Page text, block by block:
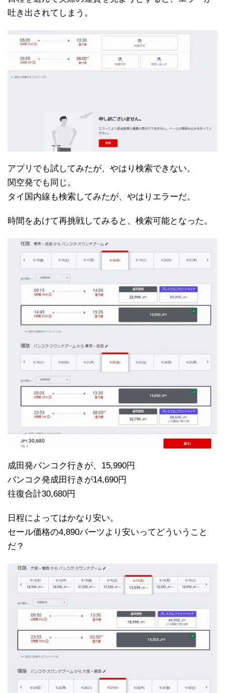
吐き出されてしまう。
アプリでも試してみたが、やはり検索できない。
関空発でも同じ。
タイ国内線も検索してみたが、やはりエラーだ。
時間をあけて再挑戦してみると、検索可能となった。
成田発バンコク行きが、15,990円
バンコク発成田行きが14,690円
往復合計30,680円
日程によってはかなり安い。
セール価格の4,890バーツより安いってどういうこと
だ？